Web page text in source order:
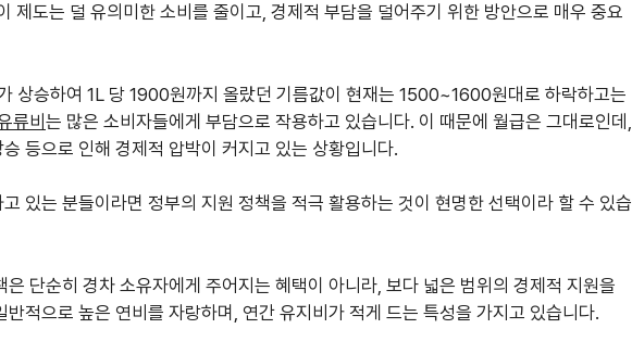
제도는 덜 유의미한 소비를 줄이고, 경제적 부담을 덜어주기 위한 방안으로 매우 중요
상승하여 1L 당 1900원까지 올랐던 기름값이 현재는 1500~1600원대로 하락하고는
류비는 많은 소비자들에게 부담으로 작용하고 있습니다. 이 때문에 월급은 그대로인데,
등으로 인해 경제적 압박이 커지고 있는 상황입니다.
있는 분들이라면 정부의 지원 정책을 적극 활용하는 것이 현명한 선택이라 할 수 있습
은 단순히 경차 소유자에게 주어지는 혜택이 아니라, 보다 넓은 범위의 경제적 지원을
반적으로 높은 연비를 자랑하며, 연간 유지비가 적게 드는 특성을 가지고 있습니다.